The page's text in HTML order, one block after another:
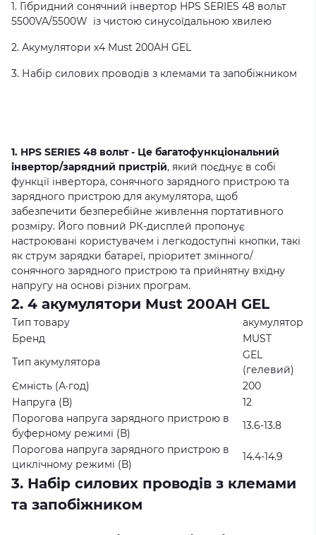
1. Гібридний сонячний інвертор HPS SERIES 48 вольт
5500VA/5500W із чистою синусоїдальною хвилею
2. Акумулятори х4 Must 200AH GEL
3. Набір силових проводів з клемами та запобіжником
1. HPS SERIES 48 вольт - Це багатофункціональний
інвертор/зарядний пристрій, який поєднує в собі
функції інвертора, сонячного зарядного пристрою та
зарядного пристрою для акумулятора, щоб
забезпечити безперебійне живлення портативного
розміру. Його повний РК-дисплей пропонує
настроювані користувачем і легкодоступні кнопки, такі
як струм зарядки батареї, пріоритет змінного/
сонячного зарядного пристрою та прийнятну вхідну
напругу на основі різних програм.
2. 4 акумулятори Must 200AH GEL
Тип товару
акумулятор
Бренд
MUST
Тип акумулятора
GEL
(гелевий)
Ємність (А·год)
200
Напруга (В)
12
Порогова напруга зарядного пристрою в
буферному режимі (В)
13.6-13.8
Порогова напруга зарядного пристрою в
циклічному режимі (В)
14.4-14.9
3. Набір силових проводів з клемами
та запобіжником